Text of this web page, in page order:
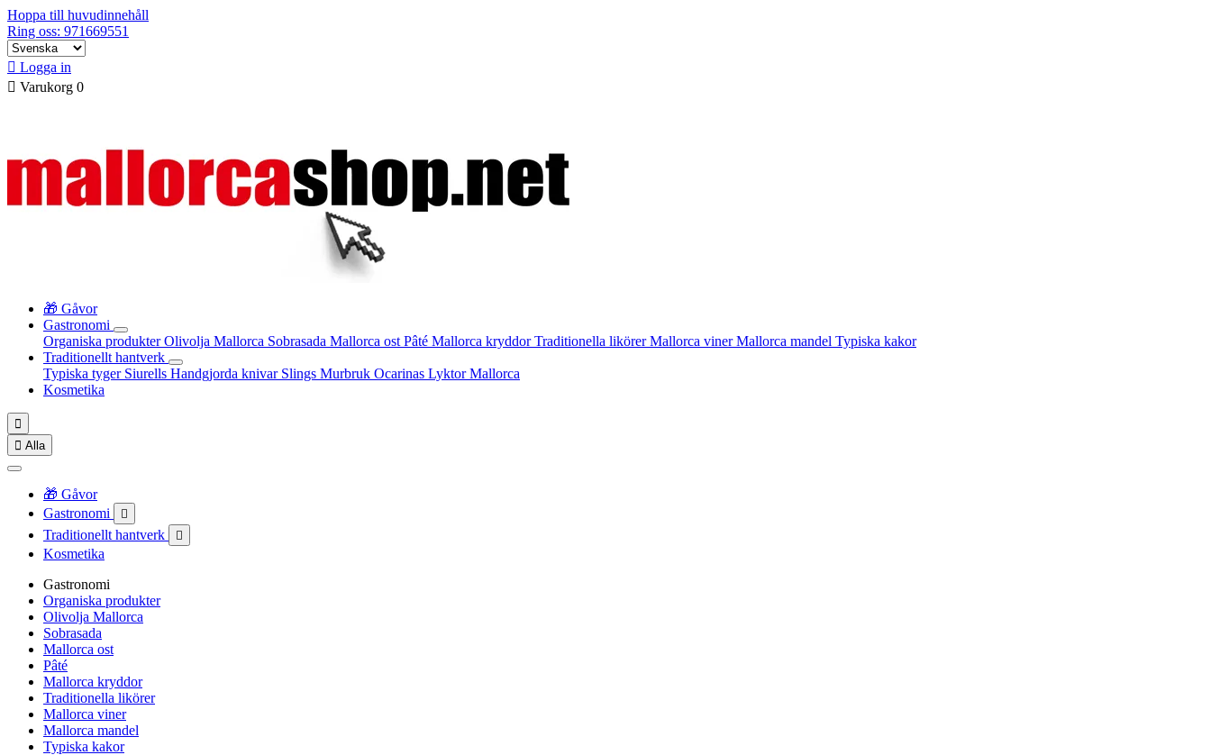
Hoppa till huvudinnehåll
Ring oss: 971669551
 Logga in
 Varukorg 0
🎁 Gåvor
Gastronomi
Organiska produkterOlivolja Mallorca Sobrasada Mallorca ost Pâté Mallorca kryddorTraditionella likörerMallorca vinerMallorca mandel Typiska kakor
Traditionellt hantverk
Typiska tyger Siurells Handgjorda knivar Slings Murbruk Ocarinas Lyktor Mallorca
Kosmetika

 Alla
🎁 Gåvor
Gastronomi

Traditionellt hantverk 
Kosmetika
Gastronomi
Organiska produkter
Olivolja Mallorca
Sobrasada
Mallorca ost
Pâté
Mallorca kryddor
Traditionella likörer
Mallorca viner
Mallorca mandel
Typiska kakor